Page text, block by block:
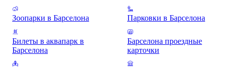
Зоопарки в Барселона Парковки в Барселона
Билеты в аквапарк в
Барселона
Барселона проездные
карточки